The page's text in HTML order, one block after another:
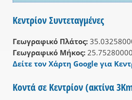
Κεντρίον Συντεταγμένες
Γεωγραφικό Πλάτος:
Γεωγραφικό Μήκος:
Δείτε τον Χάρτη Google για
Κοντά σε Κεντρίον (ακτίνα